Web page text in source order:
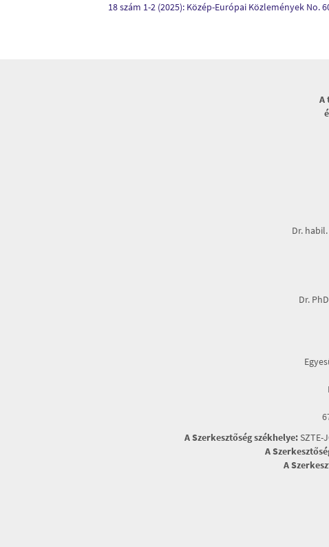
18 szám 1-2 (2025): Közép-Európai Közlemények No.
A
Dr.
Dr.
A Szerkesztőség székhelye:SZTE-
A
A